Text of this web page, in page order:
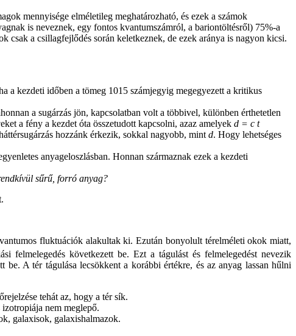
mennyisége elméletileg meghatározható, és ezek a számok
is neveznek, egy fontos kvantumszámról, a bariontöltésről) 75%-a
a csillagfejlődés során keletkeznek, de ezek aránya is nagyon kicsi.
a kezdeti időben a tömeg 10­15 számjegyig megegyezett a kritikus
a sugárzás jön, kapcsolatban volt a többivel, különben érthetetlen
a fény a kezdet óta összetudott kapcsolni, azaz amelyek d = c t
hozzánk érkezik, sokkal nagyobb, mint d. Hogy lehetséges
anyageloszlásban. Honnan származnak ezek a kezdeti
sűrű, forró anyag?
fluktuációk alakultak ki. Ezután bonyolult térelméleti okok miatt,
felmelegedés következett be. Ezt a tágulást és felmelegedést nevezik
A tér tágulása lecsökkent a korábbi értékre, és az anyag lassan hűlni
tehát az, hogy a tér sík.
nem meglepő.
galaxisok, galaxishalmazok.